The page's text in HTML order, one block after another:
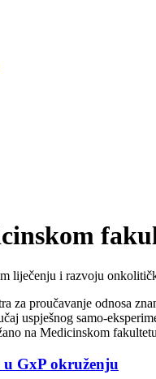
liječenju i razvoju
za proučavanje odnosa
uspješnog samo-
na Medicinskom
GxP okruženju